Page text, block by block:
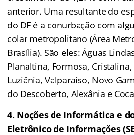
anterior. Uma resultante do
do DF é a conurbação com
colar metropolitano (Área
Brasília). São eles: Águas
Planaltina, Formosa,
Luziânia, Valparaíso, Novo
do Descoberto, Alexânia e
4. Noções de Informática e
Eletrônico de Informações